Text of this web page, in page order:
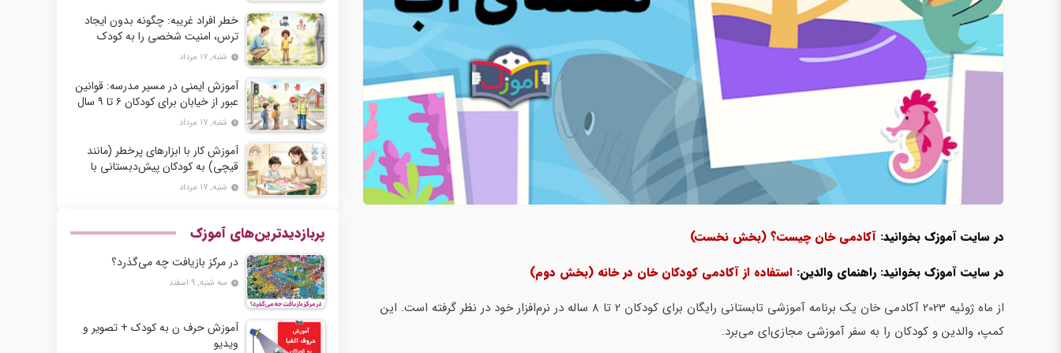
در سایت آموزک بخوانید: آکادمی خان چیست؟ (بخش نخست)
در سایت آموزک بخوانید: راهنمای والدین: استفاده از آکادمی کودکان خان در خانه (بخش دوم)
از ماه ژوئیه 2023 آکادمی خان یک برنامه آموزشی تابستانی رایگان برای کودکان 2 تا 8 ساله در نرم‌افزار خود در نظر گرفته است. این
کمپ، والدین و کودکان را به سفر آموزشی مجازی‌ای می‌برد.
خطر افراد غریبه: چگونه بدون ایجاد
ترس، امنیت شخصی را به کودک
دبستانی بیاموزیم؟
شنبه, ۱۷ مرداد
آموزش ایمنی در مسیر مدرسه: قوانین
عبور از خیابان برای کودکان ۶ تا ۹ سال
شنبه, ۱۷ مرداد
آموزش کار با ابزارهای پرخطر (مانند
قیچی) به کودکان پیش‌دبستانی با
رعایت اصول ایمنی
شنبه, ۱۷ مرداد
پربازدیدترین‌های آموزک
در مرکز بازیافت چه می‌گذرد؟
سه شنبه, ۹ اسفند
آموزش حرف ن به کودک + تصویر و
ویدیو